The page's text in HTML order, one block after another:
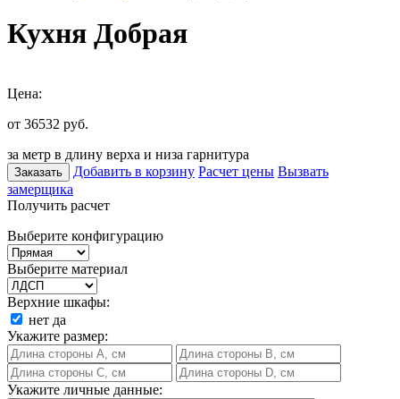
Кухня Добрая
Цена:
от 36532 руб.
за метр в длину верха и низа гарнитура
Заказать Добавить в корзину Расчет цены Вызвать
замерщика
Получить расчет
Выберите конфигурацию
Выберите материал
Верхние шкафы:
нет да
Укажите размер:
Укажите личные данные: